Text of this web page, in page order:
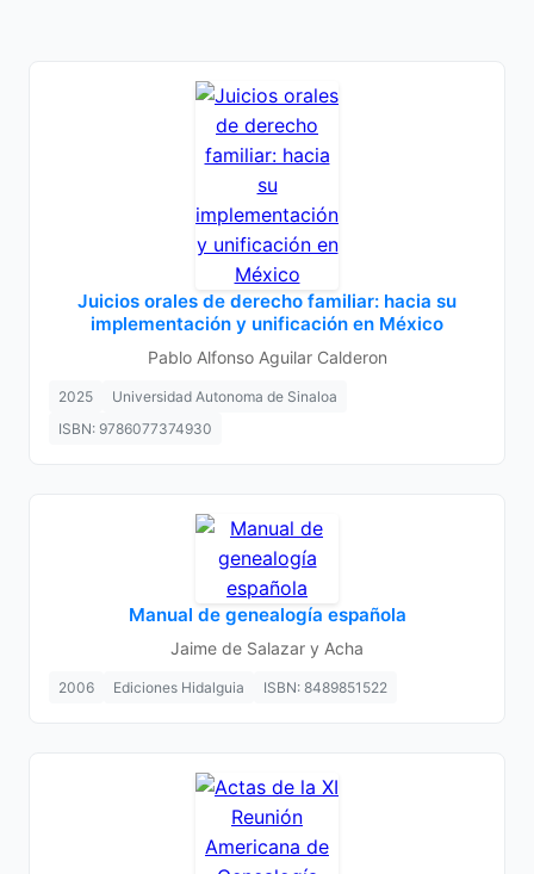
Juicios orales de derecho familiar: hacia su
implementación y unificación en México
Pablo Alfonso Aguilar Calderon
2025
Universidad Autonoma de Sinaloa
ISBN: 9786077374930
Manual de genealogía española
Jaime de Salazar y Acha
2006 Ediciones Hidalguia ISBN: 8489851522